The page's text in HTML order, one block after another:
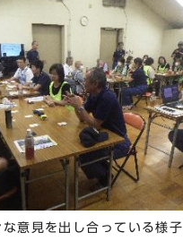
意見を出し合っている様子